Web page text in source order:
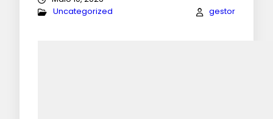
Uncategorized
gestor